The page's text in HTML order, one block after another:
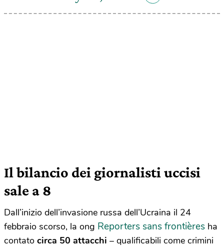
Il bilancio dei giornalisti uccisi
sale a 8
Dall’inizio dell’invasione russa dell’Ucraina il 24
febbraio scorso, la ong Reporters sans frontières ha
contato circa 50 attacchi – qualificabili come crimini